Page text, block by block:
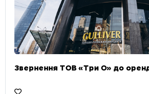
Звернення ТОВ «Три О» до